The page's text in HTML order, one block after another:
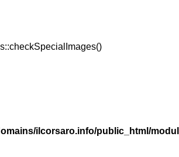
ilcorsaro.info/public_html/